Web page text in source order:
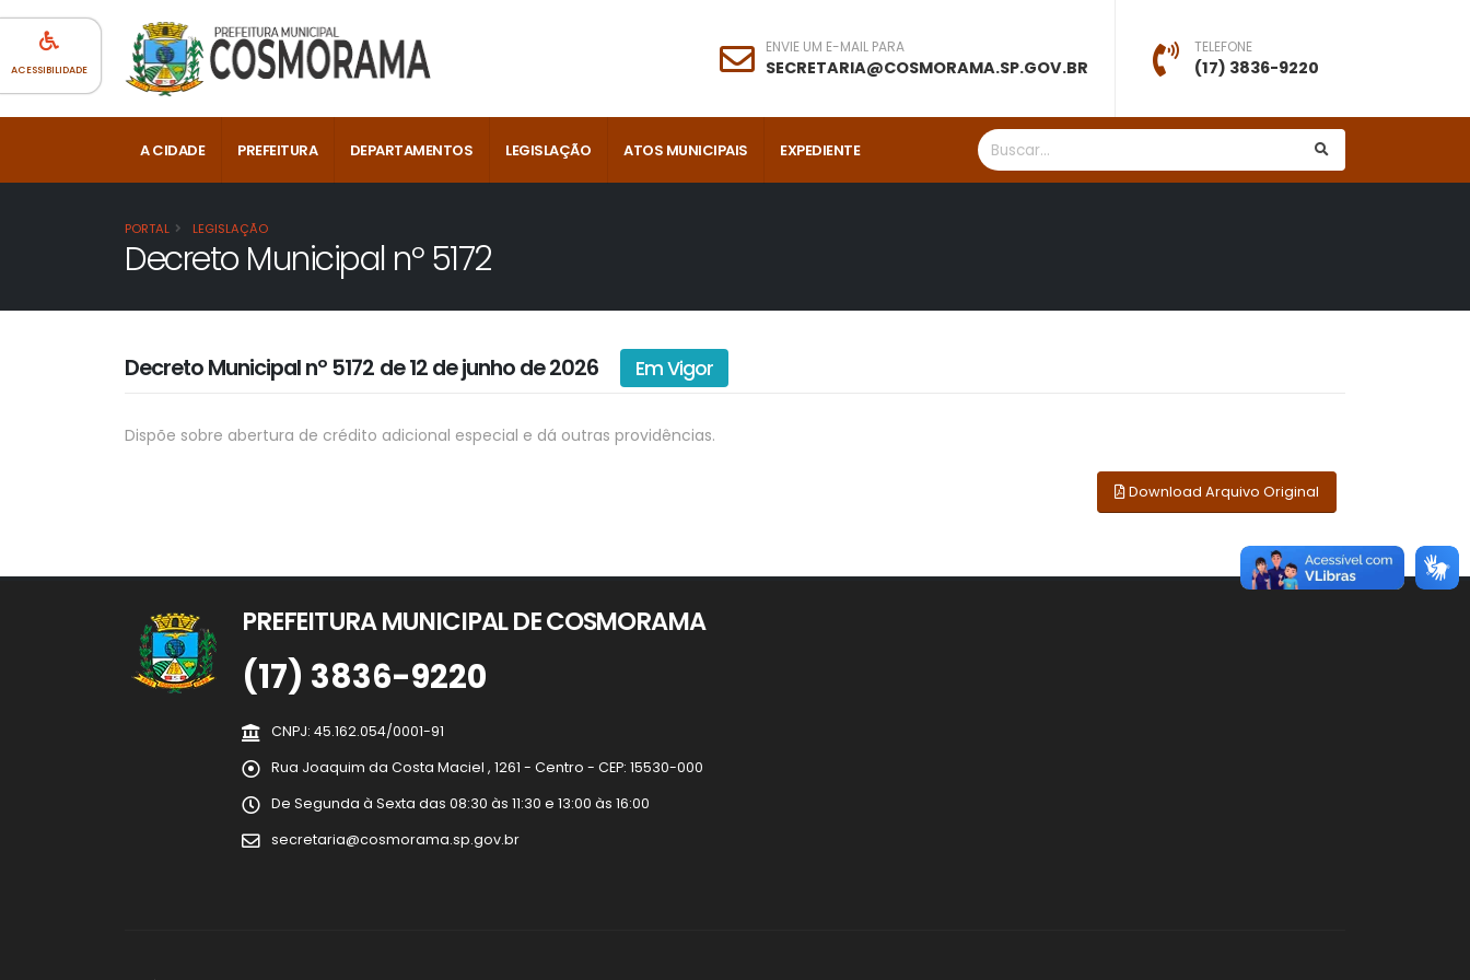
ENVIE UM E-MAIL PARA
SECRETARIA@COSMORAMA.SP.GOV.BR
TELEFONE
(17) 3836-9220
A CIDADE PREFEITURA DEPARTAMENTOS LEGISLAÇÃO ATOS MUNICIPAIS EXPEDIENTE
PORTAL LEGISLAÇÃO
Decreto Municipal nº 5172
Decreto Municipal nº 5172 de 12 de junho de 2026 Em Vigor
Dispõe sobre abertura de crédito adicional especial e dá outras providências.
Download Arquivo Original
PREFEITURA MUNICIPAL DE COSMORAMA
(17) 3836-9220
CNPJ: 45.162.054/0001-91
Rua Joaquim da Costa Maciel , 1261 - Centro - CEP: 15530-000
De Segunda à Sexta das 08:30 às 11:30 e 13:00 às 16:00
secretaria@cosmorama.sp.gov.br
ACESSIBILIDADE